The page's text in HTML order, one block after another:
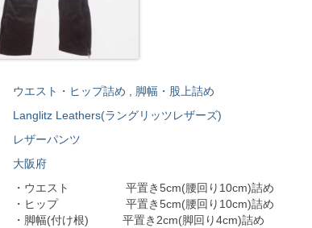
ウエスト・ヒップ詰め , 脚幅・股上詰め
Langlitz Leathers(ラングリッツレザーズ)
レザーパンツ
大阪府
・ウエスト 平置き5cm(腰回り10cm)詰め
・ヒップ 平置き5cm(腰回り10cm)詰め
・脚幅(付け根) 平置き2cm(脚回り4cm)詰め